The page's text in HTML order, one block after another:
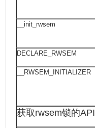
__init_rwsem
DECLARE_RWSEM
__RWSEM_INITIALIZER
获取rwsem锁的API